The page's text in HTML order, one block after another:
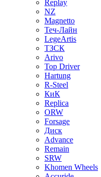
Replay
NZ
Magnetto
Теч-Лайн
LegeArtis
ТЗСК
Arivo
Top Driver
Hartung
R-Steel
КиК
Replica
ORW
Forsage
Диск
Advance
Remain
SRW
Khomen Wheels